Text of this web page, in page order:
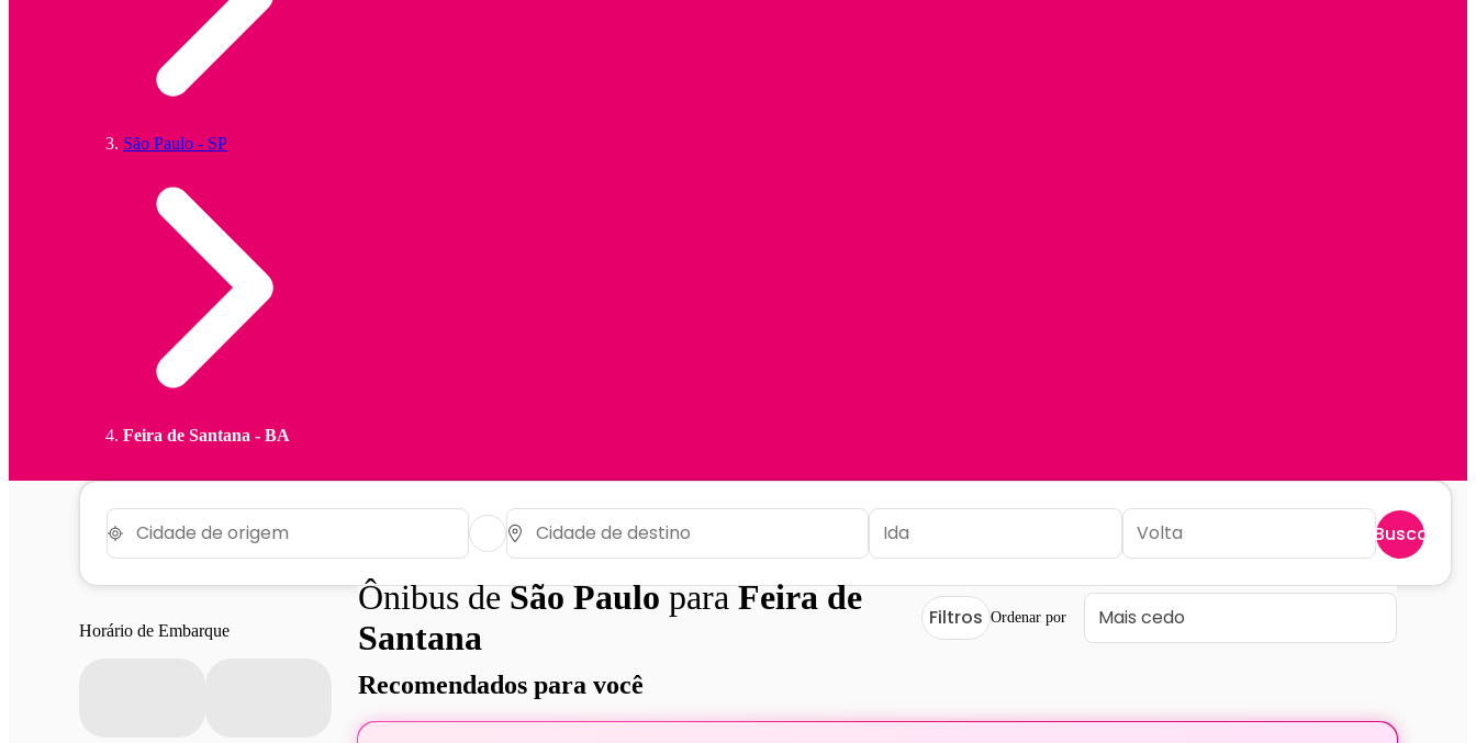
São Paulo - SP
Feira de Santana - BA
Buscar
Horário de Embarque
Ônibus deSão PauloparaFeira de
Santana
Filtros Ordenar por
Recomendados para você